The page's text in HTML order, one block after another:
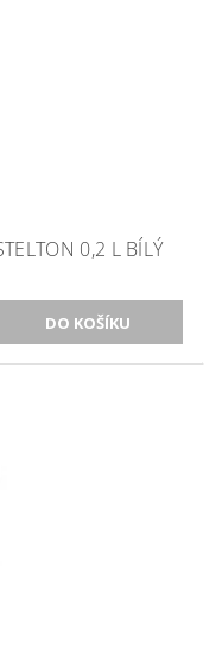
0,2 L BÍLÝ